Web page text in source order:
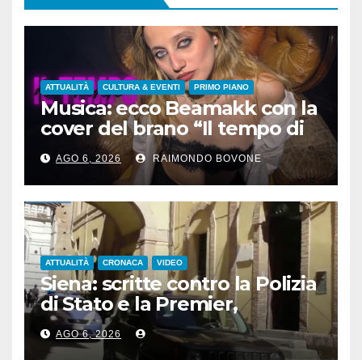
ATTUALITÀ CULTURA & EVENTI PRIMO PIANO
Musica: ecco Beamakk con la
cover del brano “Il tempo di
morire” di Battisti
AGO 6, 2026 RAIMONDO BOVONE
ATTUALITÀ CRONACA VIDEO
Siena: scritte contro la Polizia
di Stato e la Premier,
denunciato un 24enne
albanese
AGO 6, 2026